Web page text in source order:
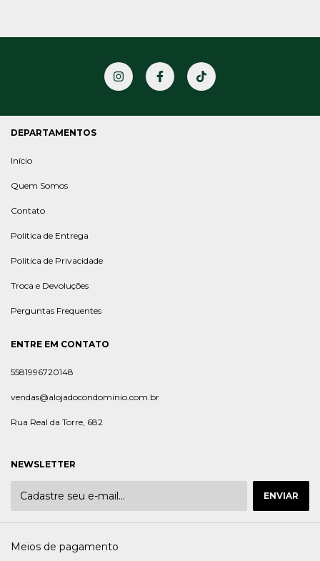
DEPARTAMENTOS
Início
Quem Somos
Contato
Politica de Entrega
Politica de Privacidade
Troca e Devoluções
Perguntas Frequentes
ENTRE EM CONTATO
5581996720148
vendas@alojadocondominio.com.br
Rua Real da Torre, 682
NEWSLETTER
Meios de pagamento